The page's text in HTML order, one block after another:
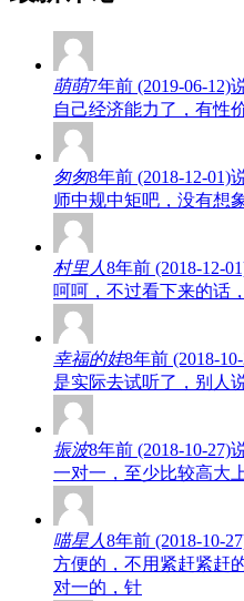
萌萌7年前 (2019-06-12)
自己经济能力了，有性
匆匆8年前 (2018-12-01)
师中规中矩吧，没有想
村里人8年前 (2018-12-
呵呵，不过看下来的话
幸福的娃8年前 (2018-
是实际去试听了，别人
振波8年前 (2018-10-27)
一对一，至少比较高大
喵星人8年前 (2018-10-
方便的，不用紧赶紧赶
对一的，针